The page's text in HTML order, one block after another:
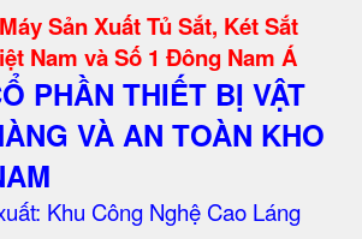
Sản Xuất Tủ Sắt, Két Sắt
Nam và Số 1 Đông Nam Á
PHẦN THIẾT BỊ VẬT
VÀ AN TOÀN KHO
Khu Công Nghệ Cao Láng